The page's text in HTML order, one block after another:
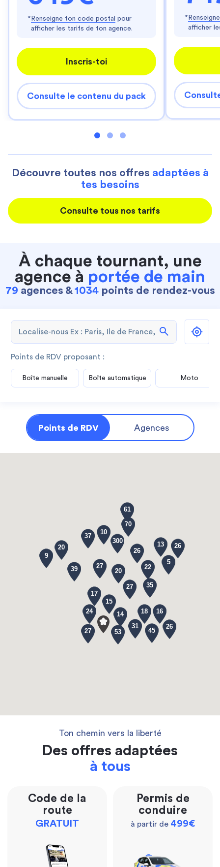
* Renseigne ton code postal pour
afficher les tarifs de ton agence.
Inscris-toi
Consulte le contenu du pack
*
afficher
Découvre toutes nos offres adaptées à
tes besoins
Consulte tous nos tarifs
À chaque tournant, une
agence à portée de main
79 agences &1034points de rendez-vous
search
Points de RDV proposant :
Boîte manuelle Boîte automatique Moto
Points de RDV Agences
35
70
27
16
26
26
53
14
45
37
17
20
15
22
300
20
18
9
24
31
27
39
13
61
27
26
10
5
Ton chemin vers la liberté
Des offres adaptées
à tous
Code de la
route
GRATUIT
Permis de
conduire
à partir de 499€